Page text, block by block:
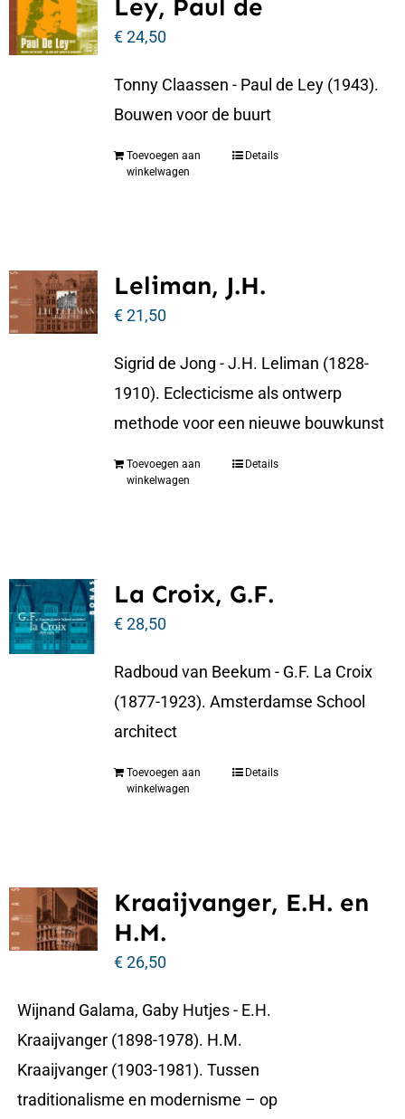
Ley, Paul de
€24,50
Tonny Claassen - Paul de Ley (1943).
Bouwen voor de buurt
Toevoegen aan
winkelwagen
Details
Leliman, J.H.
€21,50
Sigrid de Jong - J.H. Leliman (1828-
1910). Eclecticisme als ontwerp
methode voor een nieuwe bouwkunst
Toevoegen aan
winkelwagen
Details
La Croix, G.F.
€28,50
Radboud van Beekum - G.F. La Croix
(1877-1923). Amsterdamse School
architect
Toevoegen aan
winkelwagen
Details
Kraaijvanger, E.H. en
H.M.
€26,50
Wijnand Galama, Gaby Hutjes - E.H.
Kraaijvanger (1898-1978). H.M.
Kraaijvanger (1903-1981). Tussen
traditionalisme en modernisme – op